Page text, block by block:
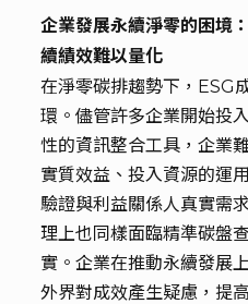
企業發展永續淨零的困境
續績效難以量化
在淨零碳排趨勢下，ESG
環。儘管許多企業開始投
性的資訊整合工具，企業
實質效益、投入資源的運
驗證與利益關係人真實需
理上也同樣面臨精準碳盤
實。企業在推動永續發展
外界對成效產生疑慮，提